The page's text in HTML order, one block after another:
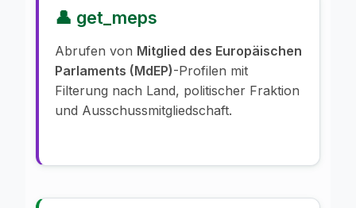
👤 get_meps
Abrufen von Mitglied des Europäischen
Parlaments (MdEP)-Profilen mit
Filterung nach Land, politischer Fraktion
und Ausschussmitgliedschaft.